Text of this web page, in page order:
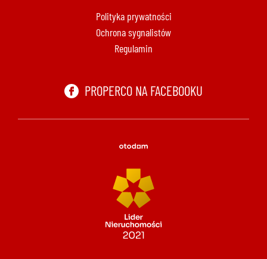
Polityka prywatności
Ochrona sygnalistów
Regulamin
PROPERCO NA FACEBOOKU